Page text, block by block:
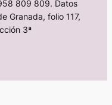
809 809. Datos
Granada, folio 117,
3ª